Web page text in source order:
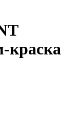
краска